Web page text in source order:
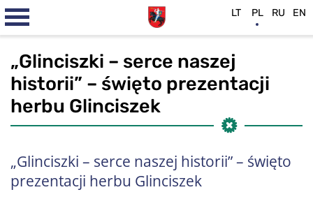
„Glinciszki – serce naszej
historii” – święto prezentacji
herbu Glinciszek
„Glinciszki – serce naszej historii” – święto
prezentacji herbu Glinciszek
LT PL RU EN